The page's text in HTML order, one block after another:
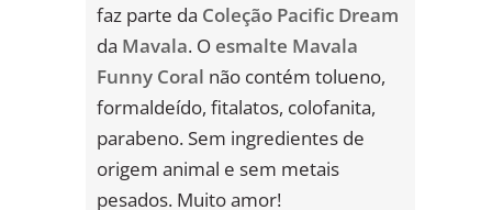
faz parte da Coleção Pacific Dream
da Mavala. O esmalte Mavala
Funny Coral não contém tolueno,
formaldeído, fitalatos, colofanita,
parabeno. Sem ingredientes de
origem animal e sem metais
pesados. Muito amor!